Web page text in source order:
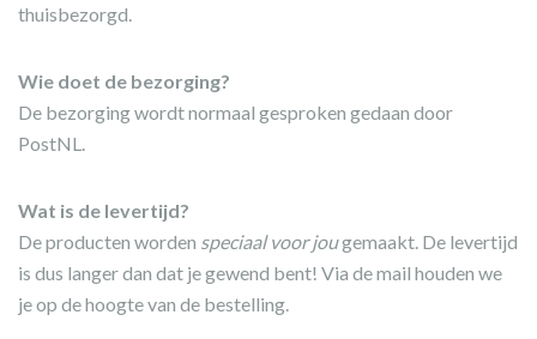
thuisbezorgd.
Wie doet de bezorging?
De bezorging wordt normaal gesproken gedaan door
PostNL.
Wat is de levertijd?
De producten worden speciaal voor jougemaakt. De levertijd
is dus langer dan dat je gewend bent! Via de mail houden we
je op de hoogte van de bestelling.